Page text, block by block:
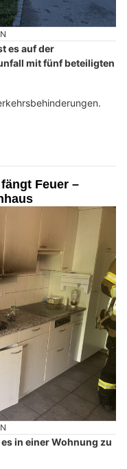
es auf der
mit fünf beteiligten
Feuer –
in einer Wohnung zu